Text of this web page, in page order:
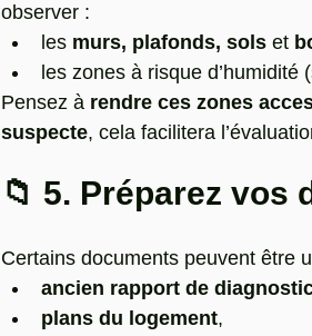
observer :
les murs, plafonds, sols et
les zones à risque
Pensez à rendre ces zones
suspecte, cela facilitera
📁 5. Préparez
Certains documents peuvent être
ancien rapport de
plans du logement,